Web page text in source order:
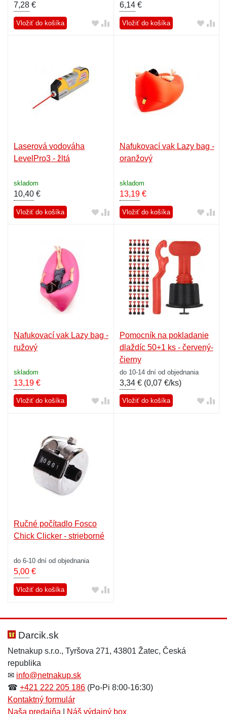
7,28 €
Vložiť do košíka
6,14€
Vložiť do košíka
Laserová vodováha
LevelPro3 - žltá
skladom
10,40 €
Vložiť do košíka
Nafukovací vak Lazy bag -
oranžový
skladom
13,19€
Vložiť do košíka
Nafukovací vak Lazy bag -
ružový
skladom
13,19 €
Vložiť do košíka
Pomocník na pokladanie
dlaždíc 50+1 ks - červený-
čierny
do 10-14 dní od objednania
3,34€ (0,07 €/ks)
Vložiť do košíka
Ručné počítadlo Fosco
Chick Clicker - strieborné
do 6-10 dní od objednania
5,00 €
Vložiť do košíka
Darcik.sk
Netnakup s.r.o., Tyršova 271, 43801 Žatec, Česká
republika
✉ info@netnakup.sk
☎ +421 222 205 186 (Po-Pi 8:00-16:30)
Kontaktný formulár
Naša predajňa
Náš výdajný box